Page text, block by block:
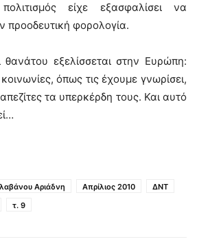
είχε εξασφαλίσει να
προοδευτική φορολογία.
εξελίσσεται στην Ευρώπη:
όπως τις έχουμε γνωρίσει,
τα υπερκέρδη τους. Και αυτό
Αριάδνη Απρίλιος 2010
ΔΝΤ
τ. 9